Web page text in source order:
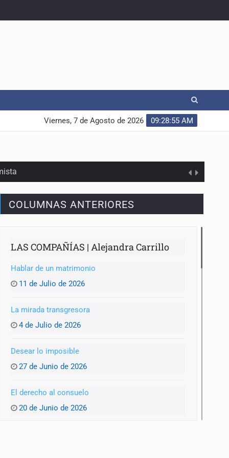
09:28:56 AM
Viernes, 7 de Agosto de 2026
COLUMNAS ANTERIORES
LAS COMPAÑÍAS | Alejandra Carrillo
Hablar de un matrimonio
11 de Julio de 2026
La mirada transgresora
4 de Julio de 2026
Desear lo imposible
27 de Junio de 2026
El derecho al consuelo
20 de Junio de 2026